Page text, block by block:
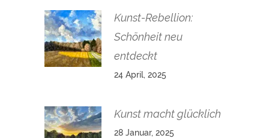
Kunst-Rebellion:
Schönheit neu
entdeckt
24 April, 2025
Kunst macht glücklich
28 Januar, 2025